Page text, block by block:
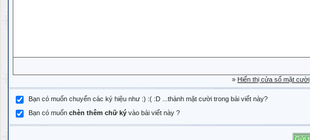
» Hiển thị cửa sổ mặt cười
Bạn có muốn chuyển các ký hiệu như :) :( :D ...thành mặt cười trong bài viết này?
Bạn có muốn chèn thêm chữ ký vào bài viết này ?